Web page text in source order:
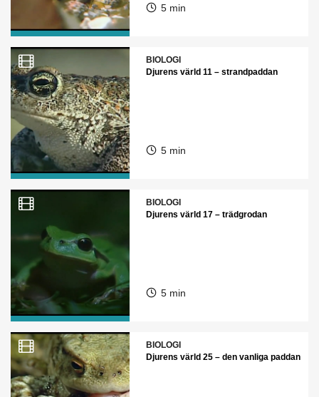
5 min
BIOLOGI
Djurens värld 11 – strandpaddan
5 min
BIOLOGI
Djurens värld 17 – trädgrodan
5 min
BIOLOGI
Djurens värld 25 – den vanliga paddan